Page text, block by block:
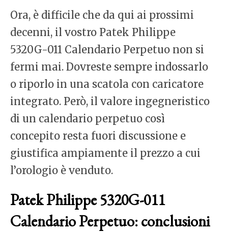
Ora, è difficile che da qui ai prossimi
decenni, il vostro Patek Philippe
5320G-011 Calendario Perpetuo non si
fermi mai. Dovreste sempre indossarlo
o riporlo in una scatola con caricatore
integrato. Però, il valore ingegneristico
di un calendario perpetuo così
concepito resta fuori discussione e
giustifica ampiamente il prezzo a cui
l’orologio è venduto.
Patek Philippe 5320G-011
Calendario Perpetuo: conclusioni